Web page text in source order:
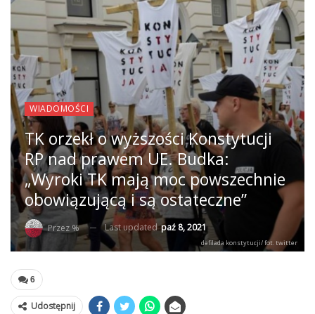
WIADOMOŚCI
TK orzekł o wyższości Konstytucji
RP nad prawem UE. Budka:
„Wyroki TK mają moc powszechnie
obowiązującą i są ostateczne”
Przez % Last updatedpaź 8, 2021
defilada konstytucji/ fot. twitter
6
Udostępnij